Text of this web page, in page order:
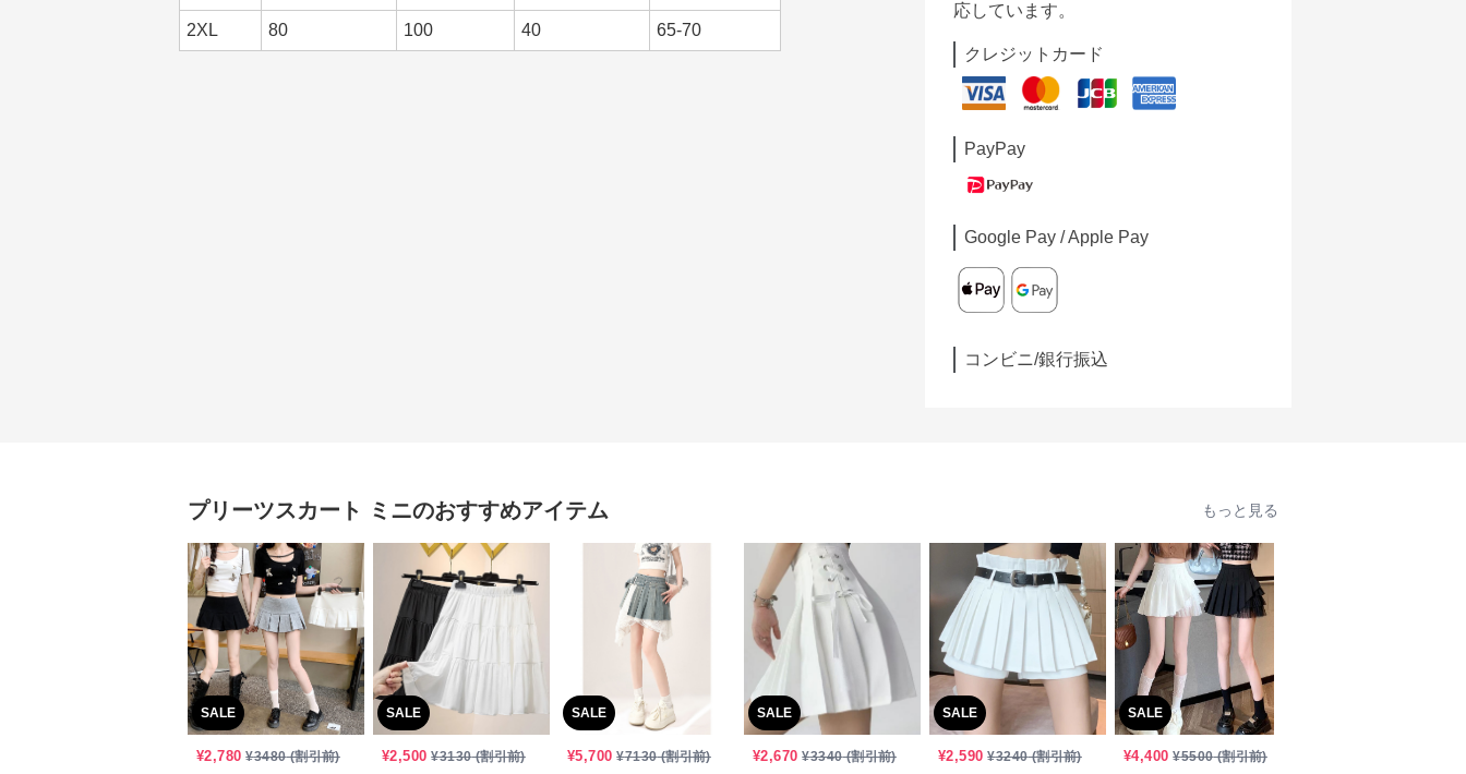
2XL 80 100 40 65-70
応しています。
クレジットカード
PayPay
Google Pay / Apple Pay
コンビニ/銀行振込
プリーツスカート ミニのおすすめアイテム もっと見る
SALE
¥2,780 ¥3480(割引前)
SALE
¥2,500 ¥3130(割引前)
SALE
¥5,700 ¥7130(割引前)
SALE
¥2,670 ¥3340(割引前)
SALE
¥2,590 ¥3240(割引前)
SALE
¥4,400 ¥5500(割引前)